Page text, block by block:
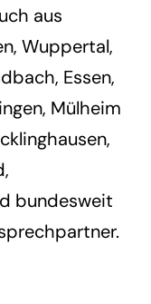
aus
Wuppertal,
Essen,
Mülheim
bundesweit